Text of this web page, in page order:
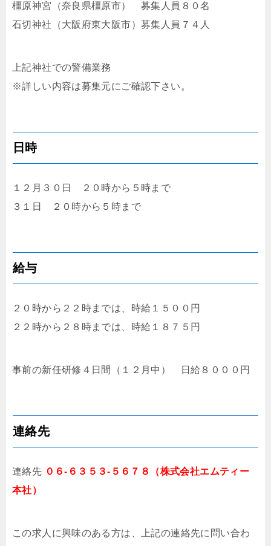
橿原神宮（奈良県橿原市） 募集人員８０名
石切神社（大阪府東大阪市）募集人員７４人
上記神社での警備業務
※詳しい内容は募集元にご確認下さい。
日時
１２月３０日 ２０時から５時まで
３１日 ２０時から５時まで
給与
２０時から２２時までは、時給１５００円
２２時から２８時までは、時給１８７５円
事前の新任研修４日間（１２月中） 日給８０００円
連絡先
連絡先 ０６-６３５３-５６７８（株式会社エムティー
本社）
この求人に興味のある方は、上記の連絡先に問い合わ